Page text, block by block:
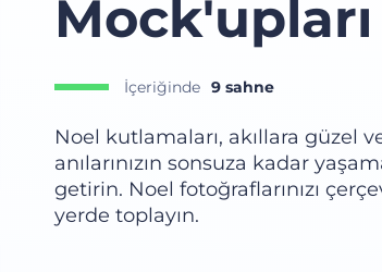
Mock'upları
İçeriğinde 9 sahne
Noel kutlamaları, akıllara güzel
anılarınızın sonsuza kadar
getirin. Noel fotoğraflarınızı
yerde toplayın.